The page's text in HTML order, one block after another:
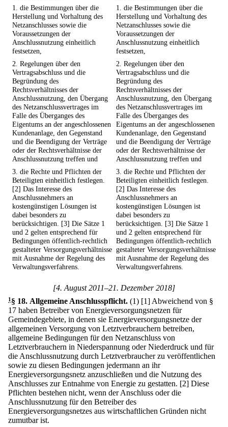
1. die Bestimmungen über die
Herstellung und Vorhaltung des
Netzanschlusses sowie die
Voraussetzungen der
Anschlussnutzung einheitlich
festsetzen,
1. die Bestimmungen über die
Herstellung und Vorhaltung des
Netzanschlusses sowie die
Voraussetzungen der
Anschlussnutzung einheitlich
festsetzen,
2. Regelungen über den
Vertragsabschluss und die
Begründung des
Rechtsverhältnisses der
Anschlussnutzung, den Übergang
des Netzanschlussvertrages im
Falle des Überganges des
Eigentums an der angeschlossenen
Kundenanlage, den Gegenstand
und die Beendigung der Verträge
oder der Rechtsverhältnisse der
Anschlussnutzung treffen und
2. Regelungen über den
Vertragsabschluss und die
Begründung des
Rechtsverhältnisses der
Anschlussnutzung, den Übergang
des Netzanschlussvertrages im
Falle des Überganges des
Eigentums an der angeschlossenen
Kundenanlage, den Gegenstand
und die Beendigung der Verträge
oder der Rechtsverhältnisse der
Anschlussnutzung treffen und
3. die Rechte und Pflichten der
Beteiligten einheitlich festlegen.
[2] Das Interesse des
Anschlussnehmers an
kostengünstigen Lösungen ist
dabei besonders zu
berücksichtigen. [3] Die Sätze 1
und 2 gelten entsprechend für
Bedingungen öffentlich-rechtlich
gestalteter Versorgungsverhältnisse
mit Ausnahme der Regelung des
Verwaltungsverfahrens.
3. die Rechte und Pflichten der
Beteiligten einheitlich festlegen.
[2] Das Interesse des
Anschlussnehmers an
kostengünstigen Lösungen ist
dabei besonders zu
berücksichtigen. [3] Die Sätze 1
und 2 gelten entsprechend für
Bedingungen öffentlich-rechtlich
gestalteter Versorgungsverhältnisse
mit Ausnahme der Regelung des
Verwaltungsverfahrens.
[4. August 2011–21. Dezember 2018]
1§ 18. Allgemeine Anschlusspflicht. (1) [1] Abweichend von §
17 haben Betreiber von Energieversorgungsnetzen für
Gemeindegebiete, in denen sie Energieversorgungsnetze der
allgemeinen Versorgung von Letztverbrauchern betreiben,
allgemeine Bedingungen für den Netzanschluss von
Letztverbrauchern in Niederspannung oder Niederdruck und für
die Anschlussnutzung durch Letztverbraucher zu veröffentlichen
sowie zu diesen Bedingungen jedermann an ihr
Energieversorgungsnetz anzuschließen und die Nutzung des
Anschlusses zur Entnahme von Energie zu gestatten. [2] Diese
Pflichten bestehen nicht, wenn der Anschluss oder die
Anschlussnutzung für den Betreiber des
Energieversorgungsnetzes aus wirtschaftlichen Gründen nicht
zumutbar ist.